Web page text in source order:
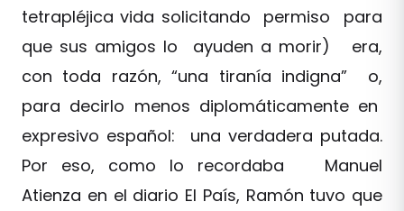
tetrapléjica vida solicitando permiso para
que sus amigos lo ayuden a morir) era,
con toda razón, “una tiranía indigna” o,
para decirlo menos diplomáticamente en
expresivo español: una verdadera putada.
Por eso, como lo recordaba Manuel
Atienza en el diario El País, Ramón tuvo que